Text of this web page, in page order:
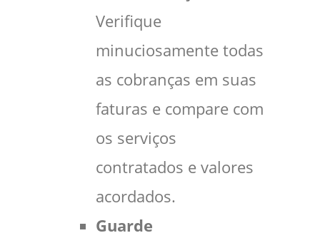
Verifique
minuciosamente todas
as cobranças em suas
faturas e compare com
os serviços
contratados e valores
acordados.
Guarde